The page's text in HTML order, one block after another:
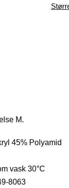
M.
45% Polyamid
vask 30°C
8063